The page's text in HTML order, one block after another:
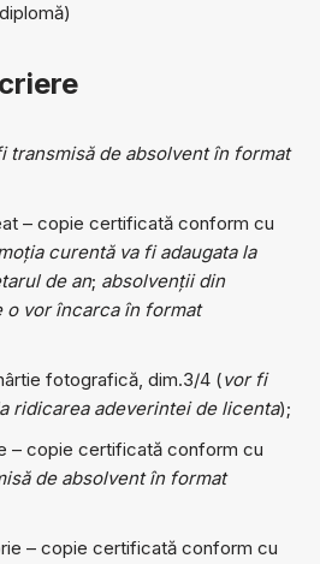
transmisă de absolvent în format
– copie certificată conform cu
curentă va fi adaugata la
de an; absolvenții din
vor încarca în format
fotografică, dim.3/4 (vor fi
ridicarea adeverintei de licenta);
– copie certificată conform cu
de absolvent în format
– copie certificată conform cu